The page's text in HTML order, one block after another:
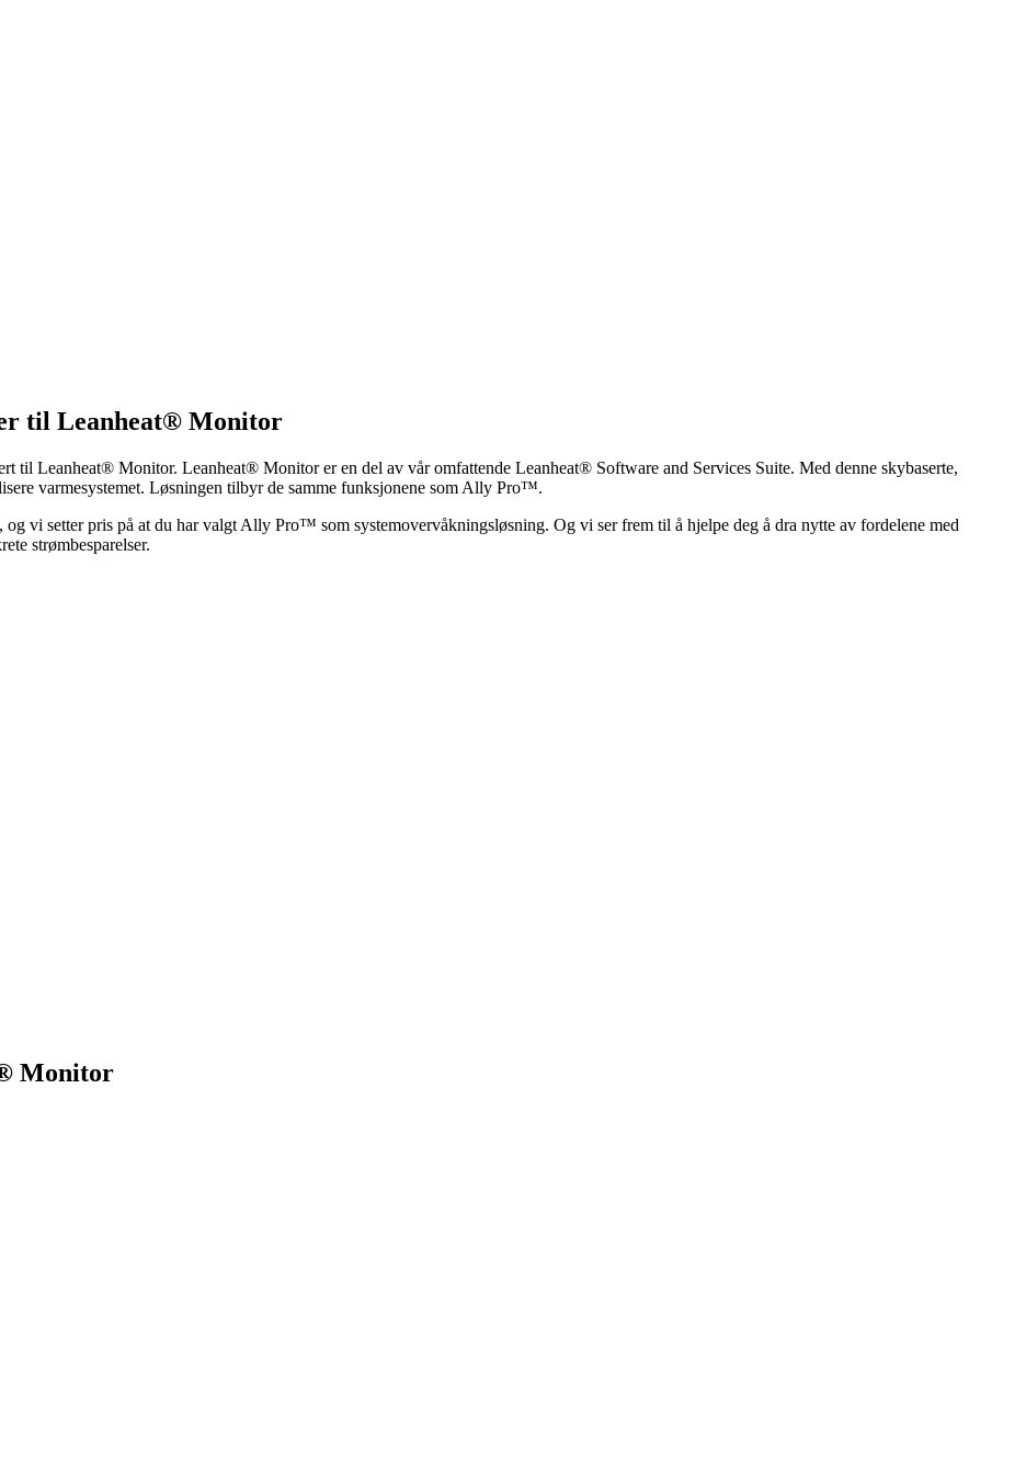
til Leanheat® Monitor
Leanheat® Monitor. Leanheat® Monitor er en del av vår omfattende Leanheat® Software and Services Suite. Med denne skybaserte,
varmesystemet. Løsningen tilbyr de samme funksjonene som Ally Pro™.
vi setter pris på at du har valgt Ally Pro™ som systemovervåkningsløsning. Og vi ser frem til å hjelpe deg å dra nytte av fordelene med
strømbesparelser.
Monitor